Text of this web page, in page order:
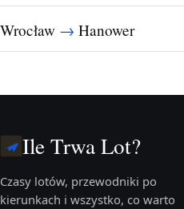
Wrocław → Hanower
Ile Trwa Lot?
Czasy lotów, przewodniki po
kierunkach i wszystko, co warto